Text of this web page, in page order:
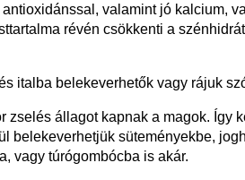
valamint jó kalcium,
révén csökkenti a
italba belekeverhetők vagy rájuk
zselés állagot kapnak a magok. Így
belekeverhetjük süteményekbe,
vagy túrógombócba is akár.